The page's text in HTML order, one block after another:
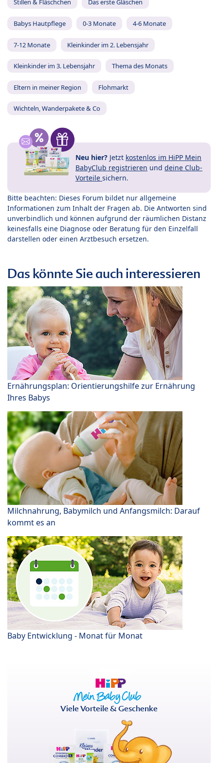
Stillen & Fläschchen Das erste Gläschen
Babys Hautpflege 0-3 Monate 4-6 Monate
7-12 Monate Kleinkinder im 2. Lebensjahr
Kleinkinder im 3. Lebensjahr Thema des Monats
Eltern in meiner Region Flohmarkt
Wichteln, Wanderpakete & Co
Neu hier? Jetzt kostenlos im HiPP Mein
BabyClub registrieren und deine Club-
Vorteile sichern.
Bitte beachten: Dieses Forum bildet nur allgemeine
Informationen zum Inhalt der Fragen ab. Die Antworten sind
unverbindlich und können aufgrund der räumlichen Distanz
keinesfalls eine Diagnose oder Beratung für den Einzelfall
darstellen oder einen Arztbesuch ersetzen.
Das könnte Sie auch interessieren
Ernährungsplan: Orientierungshilfe zur Ernährung
Ihres Babys
Milchnahrung, Babymilch und Anfangsmilch: Darauf
kommt es an
Baby Entwicklung - Monat für Monat
Viele Vorteile & Geschenke